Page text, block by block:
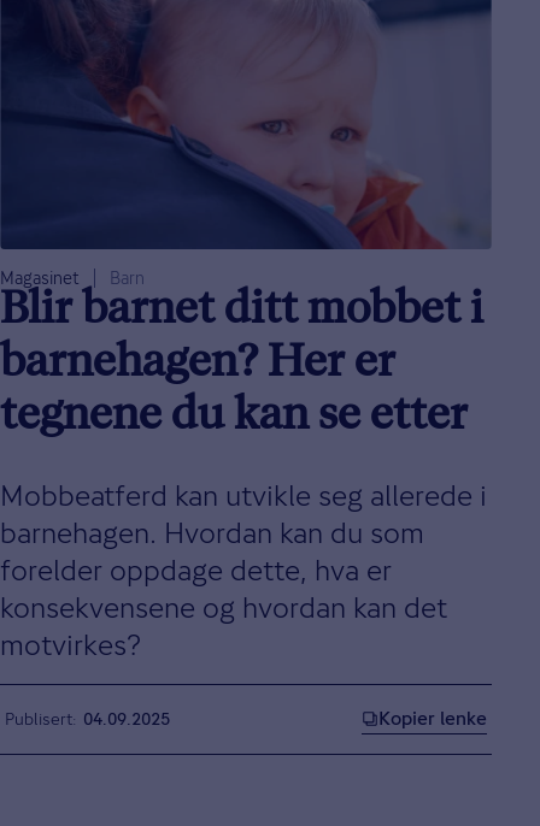
Magasinet Barn
Blir barnet ditt mobbet i
barnehagen? Her er
tegnene du kan se etter
Mobbeatferd kan utvikle seg allerede i
barnehagen. Hvordan kan du som
forelder oppdage dette, hva er
konsekvensene og hvordan kan det
motvirkes?
Publisert 04.09.2025 Kopier lenke